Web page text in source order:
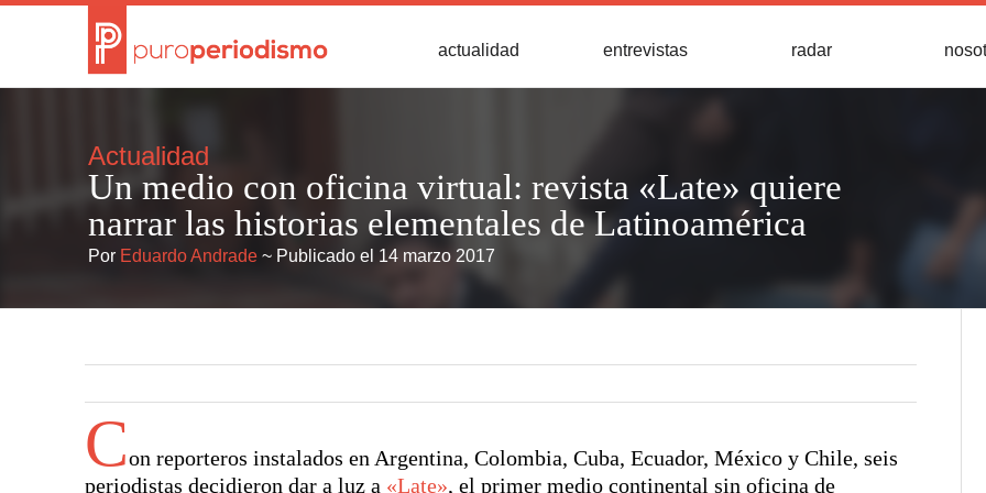
actualidad entrevistas radar
Actualidad
Un medio con oficina virtual: revista «Late» quiere
narrar las historias elementales de Latinoamérica
Por Eduardo Andrade ~ Publicado el 14 marzo 2017
Con reporteros instalados en Argentina, Colombia, Cuba, Ecuador, México y Chile, seis
periodistas decidieron dar a luz a «Late», el primer medio continental sin oficina de